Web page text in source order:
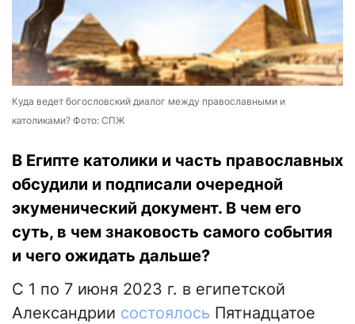
Куда ведет богословский диалог между православными и
католиками? Фото: СПЖ
В Египте католики и часть православных
обсудили и подписали очередной
экуменический документ. В чем его
суть, в чем знаковость самого события
и чего ожидать дальше?
С 1 по 7 июня 2023 г. в египетской
Александрии состоялось Пятнадцатое